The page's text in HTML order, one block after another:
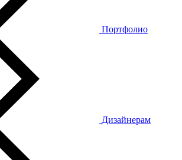
Портфолио
Дизайнерам